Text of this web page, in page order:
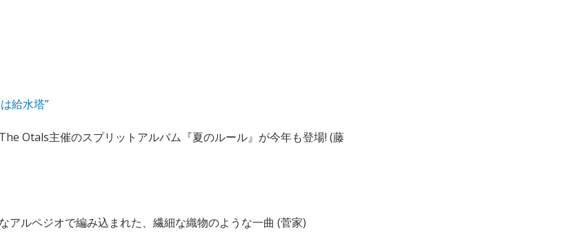
給水塔”
Otals主催のスプリットアルバム『夏のルール』が今年も登場! (藤
アルペジオで編み込まれた、繊細な織物のような一曲 (菅家)